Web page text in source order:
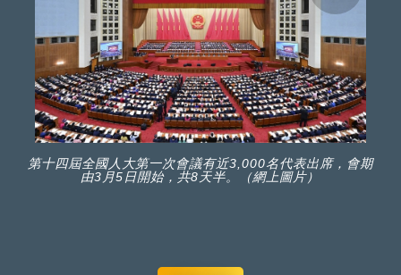
第十四屆全國人大第一次會議有近3,000名代表出席，會期
由3月5日開始，共8天半。（網上圖片）